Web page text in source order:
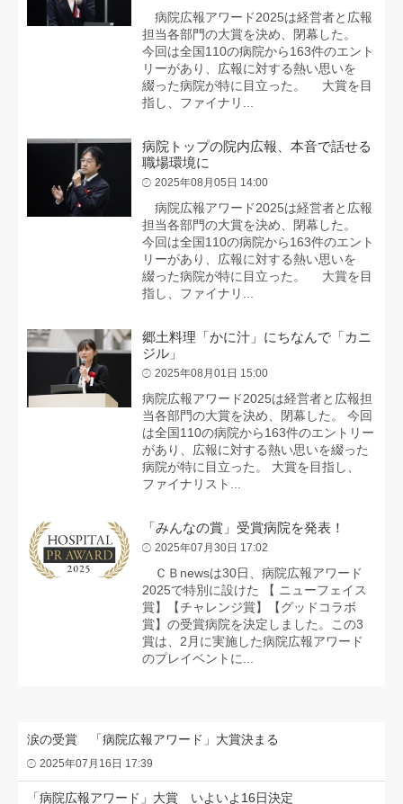
病院広報アワード2025は経営者と広報
担当各部門の大賞を決め、閉幕した。
今回は全国110の病院から163件のエント
リーがあり、広報に対する熱い思いを
綴った病院が特に目立った。 大賞を目
指し、ファイナリ...
病院トップの院内広報、本音で話せる
職場環境に
2025年08月05日 14:00
病院広報アワード2025は経営者と広報
担当各部門の大賞を決め、閉幕した。
今回は全国110の病院から163件のエント
リーがあり、広報に対する熱い思いを
綴った病院が特に目立った。 大賞を目
指し、ファイナリ...
郷土料理「かに汁」にちなんで「カニ
ジル」
2025年08月01日 15:00
病院広報アワード2025は経営者と広報担
当各部門の大賞を決め、閉幕した。 今回
は全国110の病院から163件のエントリー
があり、広報に対する熱い思いを綴った
病院が特に目立った。 大賞を目指し、
ファイナリスト...
「みんなの賞」受賞病院を発表！
2025年07月30日 17:02
ＣＢnewsは30日、病院広報アワード
2025で特別に設けた 【 ニューフェイス
賞】【チャレンジ賞】【グッドコラボ
賞】の受賞病院を決定しました。この3
賞は、2月に実施した病院広報アワード
のプレイベントに...
涙の受賞 「病院広報アワード」大賞決まる
2025年07月16日 17:39
「病院広報アワード」大賞 いよいよ16日決定